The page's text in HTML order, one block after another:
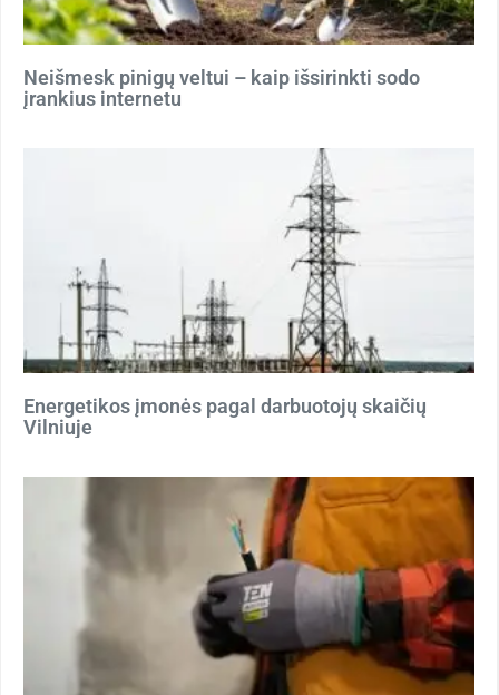
Neišmesk pinigų veltui – kaip išsirinkti sodo
įrankius internetu
Energetikos įmonės pagal darbuotojų skaičių
Vilniuje